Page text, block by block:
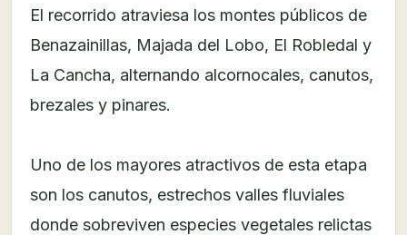
El recorrido atraviesa los montes públicos de
Benazainillas, Majada del Lobo, El Robledal y
La Cancha, alternando alcornocales, canutos,
brezales y pinares.
Uno de los mayores atractivos de esta etapa
son los canutos, estrechos valles fluviales
donde sobreviven especies vegetales relictas